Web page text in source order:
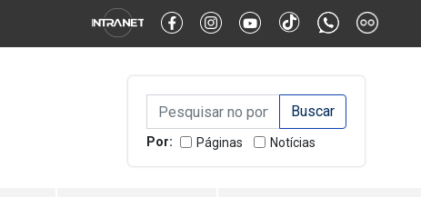
Alternar Alto Contraste Alternar Tamanho da Fonte
Campo de Busca de
Campo de Busca de informaçõesEnviar a Busca
Por: Páginas Notícias